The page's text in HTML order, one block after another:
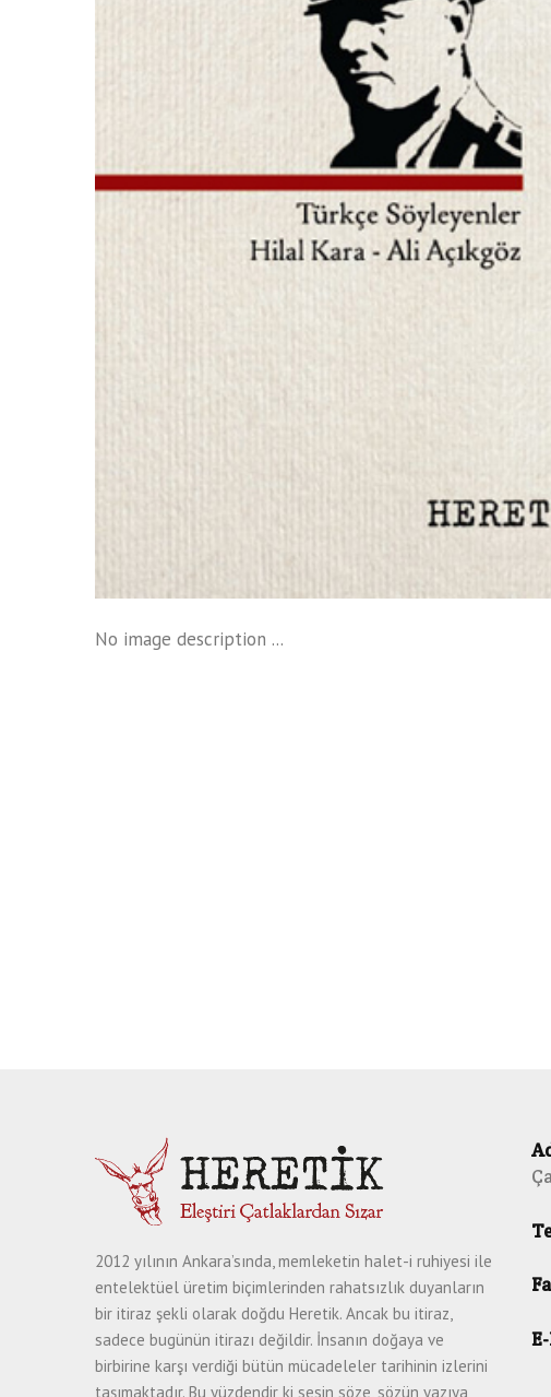
No image description ...
2012 yılının Ankara’sında, memleketin halet-i ruhiyesi ile
entelektüel üretim biçimlerinden rahatsızlık duyanların
bir itiraz şekli olarak doğdu Heretik. Ancak bu itiraz,
sadece bugünün itirazı değildir. İnsanın doğaya ve
birbirine karşı verdiği bütün mücadeleler tarihinin izlerini
taşımaktadır. Bu yüzdendir ki sesin söze, sözün yazıya